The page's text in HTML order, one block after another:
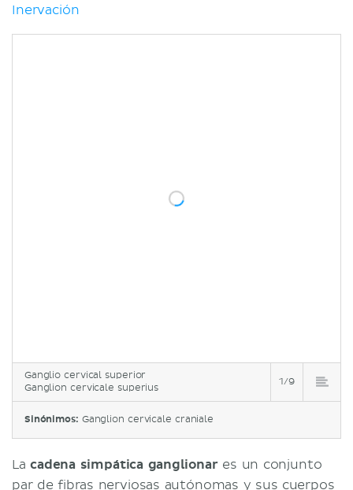
Inervación
Ganglio cervical superior
Ganglion cervicale superius
1/9
Sinónimos: Ganglion cervicale craniale
Lacadena simpática ganglionar es un conjunto
par de fibras nerviosas autónomas y sus cuerpos